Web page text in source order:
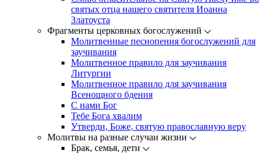
святых отца нашего святителя Иоанна
Златоуста
Фрагменты церковных богослужений
Молитвенные песнопения богослужений для
заучивания
Молитвенное правило для заучивания
Литургии
Молитвенное правило для заучивания
Всенощного бдения
С нами Бог
Тебе Бога хвалим
Утверди, Боже, святую православную веру
Молитвы на разные случаи жизни
Брак, семья, дети